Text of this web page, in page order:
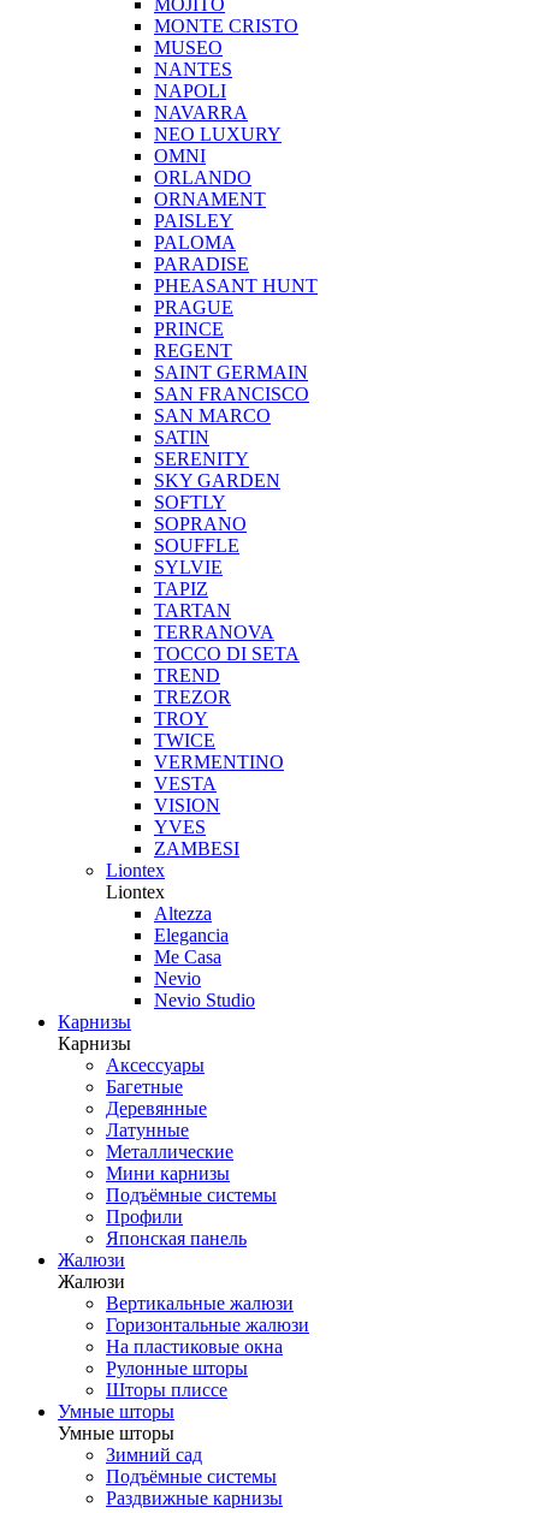
MOJITO
MONTE CRISTO
MUSEO
NANTES
NAPOLI
NAVARRA
NEO LUXURY
OMNI
ORLANDO
ORNAMENT
PAISLEY
PALOMA
PARADISE
PHEASANT HUNT
PRAGUE
PRINCE
REGENT
SAINT GERMAIN
SAN FRANCISCO
SAN MARCO
SATIN
SERENITY
SKY GARDEN
SOFTLY
SOPRANO
SOUFFLE
SYLVIE
TAPIZ
TARTAN
TERRANOVA
TOCCO DI SETA
TREND
TREZOR
TROY
TWICE
VERMENTINO
VESTA
VISION
YVES
ZAMBESI
Liontex
Liontex
Altezza
Elegancia
Me Casa
Nevio
Nevio Studio
Карнизы
Карнизы
Аксессуары
Багетные
Деревянные
Латунные
Металлические
Мини карнизы
Подъёмные системы
Профили
Японская панель
Жалюзи
Жалюзи
Вертикальные жалюзи
Горизонтальные жалюзи
На пластиковые окна
Рулонные шторы
Шторы плиссе
Умные шторы
Умные шторы
Зимний сад
Подъёмные системы
Раздвижные карнизы